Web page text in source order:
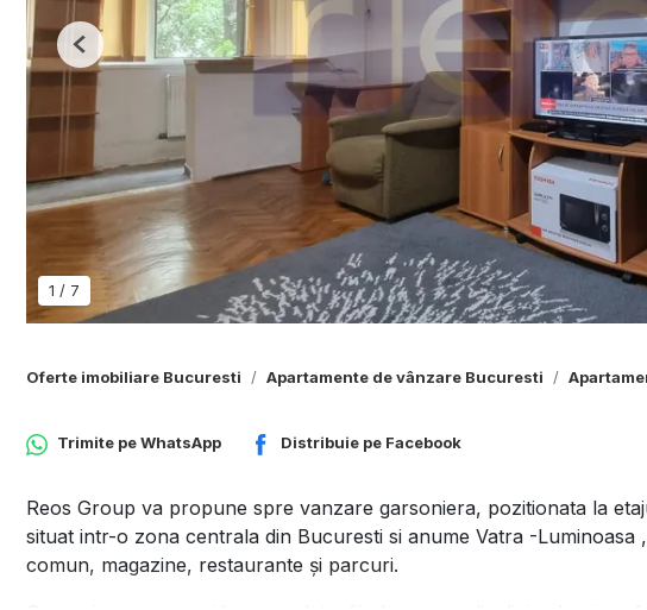
1 / 7
Previous
Oferte imobiliare Bucuresti Apartamente de vânzare Bucuresti
Trimite peWhatsApp Distribuie pe Facebook
Reos Group va propune spre vanzare garsoniera, pozitionata la
situat intr-o zona centrala din Bucuresti si anume Vatra -
comun, magazine, restaurante și parcuri.